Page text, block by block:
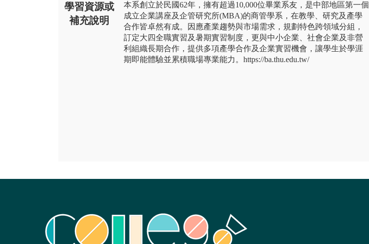
學習資源或
補充說明
本系創立於民國62年，擁有超過10,000位畢業系友，是中部地區第一個
成立企業講座及企管研究所(MBA)的商管學系，在教學、研究及產學
合作皆卓然有成。因應產業趨勢與市場需求，規劃特色跨領域分組，
訂定大四全職實習及暑期實習制度，更與中小企業、社會企業及非營
利組織長期合作，提供多項產學合作及企業實習機會，讓學生於學涯
期即能體驗並累積職場專業能力。https://ba.thu.edu.tw/